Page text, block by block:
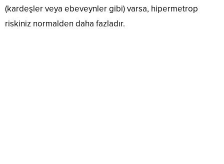
(kardeşler veya ebeveynler gibi) varsa, hipermetrop
riskiniz normalden daha fazladır.